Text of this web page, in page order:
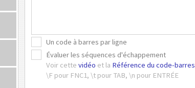
Un code à barres par ligne
Évaluer les séquences d'échappement
Voir cette vidéo et la Référence du code-barres
\F pour FNC1, \t pour TAB, \n pour ENTRÉE